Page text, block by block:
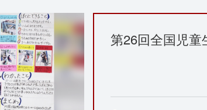
第26回全国児